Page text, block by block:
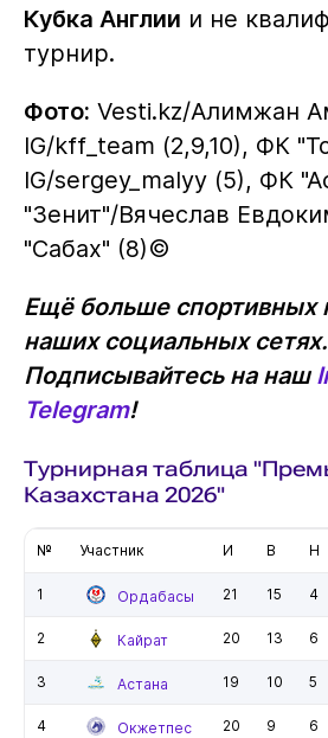
Кубка Англии и не
турнир.
Фото: Vesti.kz/Алимжан
IG/kff_team (2,9,10), ФК
IG/sergey_malyy (5), ФК
"Зенит"/Вячеслав
"Сабах" (8)©️
Ещё больше спортивных
наших социальных сетях.
Подписывайтесь на наш
Telegram!
Турнирная таблица
Казахстана 2026"
№ Участник И В Н
1 Ордабасы 21 15 4
2 Кайрат 20 13 6
3 Астана 19 10 5
4 Окжетпес 20 9 6